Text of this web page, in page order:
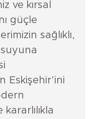
ve kırsal
güçle
sağlıklı,
Eskişehir’ini